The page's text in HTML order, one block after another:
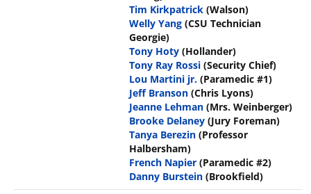
Tim Kirkpatrick (Walson)
Welly Yang (CSU Technician
Georgie)
Tony Hoty (Hollander)
Tony Ray Rossi (Security Chief)
Lou Martini jr. (Paramedic #1)
Jeff Branson (Chris Lyons)
Jeanne Lehman (Mrs. Weinberger)
Brooke Delaney (Jury Foreman)
Tanya Berezin (Professor
Halbersham)
French Napier (Paramedic #2)
Danny Burstein (Brookfield)